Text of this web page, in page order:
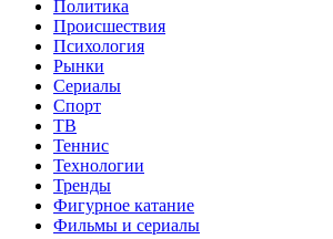
Политика
Происшествия
Психология
Рынки
Сериалы
Спорт
ТВ
Теннис
Технологии
Тренды
Фигурное катание
Фильмы и сериалы